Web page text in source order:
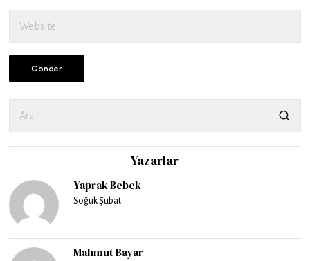
Yazarlar
Yaprak Bebek
Soğuk Şubat
Mahmut Bayar